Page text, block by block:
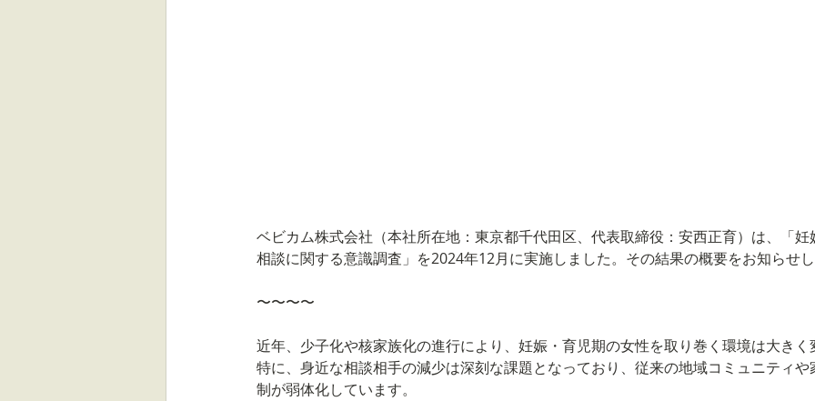
ベビカム株式会社（本社所在地：東京都千代田区、代表取締役：安西正育）は、「妊
相談に関する意識調査」を2024年12月に実施しました。その結果の概要をお知らせし
〜〜〜〜
近年、少子化や核家族化の進行により、妊娠・育児期の女性を取り巻く環境は大きく
特に、身近な相談相手の減少は深刻な課題となっており、従来の地域コミュニティ
制が弱体化しています。